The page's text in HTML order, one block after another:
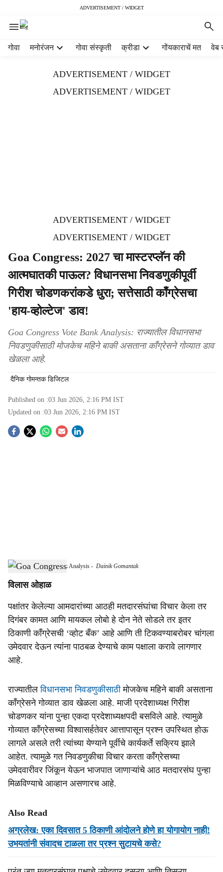
ADVERTISEMENT / WIDGET
गोवा मनोरंजन गोवा संस्कृती क्रीडा गोंयकाराचें मत वेब
ADVERTISEMENT / WIDGET
ADVERTISEMENT / WIDGET
ADVERTISEMENT / WIDGET
ADVERTISEMENT / WIDGET
Goa Congress: 2027 चा मास्टरप्लॅन की
आत्मघातकी पाऊल? विधानसभा निवडणुकीपूर्वी
गिरीश चोडणकरांकडे धुरा; सत्तेसाठी काँग्रेसचा
'हाय-व्होल्टेज' डाव!
Goa Congress Vote Bank Analysis: राज्यातील विधानसभा
निवडणुकीसाठी मोजकेच महिने बाकी असताना काँग्रेसने गोव्यात डाव
खेळला आहे.
दैनिक गोमन्तक डिजिटल
Published on :03 Jun 2026, 2:16 PM IST
Updated on :03 Jun 2026, 2:16 PM IST
S
r
e
Goa Congress Vote Bank Analysis - Dainik Gomantak
विलास ओहाळ
पक्षांतर केलेल्या आमदारांच्या आठही मतदारसंघांचा विचार केला तर
दिगंबर कामत आणि मायकल लोबो हे दोन नेते सोडले तर इतर
ठिकाणी काँग्रेसची ‘व्होट बँक’ आहे आणि ती टिकवण्याबरोबर चांगला
उमेदवार देऊन त्यांना पाठबळ देण्याचे काम पक्षाला करावे लागणार
आहे.
राज्यातील विधानसभा निवडणुकीसाठीमोजकेच महिने बाकी असताना
काँग्रेसने गोव्यात डाव खेळला आहे. माजी प्रदेशाध्यक्ष गिरीश
चोडणकर यांना पुन्हा एकदा प्रदेशाध्यक्षपदी बसविले आहे. त्यामुळे
गोव्यात काँग्रेसच्या विश्वासर्हतेवर आत्तापासून प्रश्न उपस्थित होऊ
लागले असले तरी त्यांच्या येण्याने पूर्वीचे कार्यकर्ते सक्रिय झाले
आहेत. त्यामुळे गत निवडणुकीचा विचार करता काँग्रेसच्या
उमेदवारीवर जिंकून येऊन भाजपात जाणाऱ्यांचे आठ मतदारसंघ पुन्हा
मिळविण्याचे आव्हान असणारच आहे.
Also Read
अग्रलेख: एका दिवसात 5 ठिकाणी आंदोलने होणे हा योगायोग नाही!
उभयतांनी संवादच टाळला तर प्रश्‍न सुटायचे कसे?